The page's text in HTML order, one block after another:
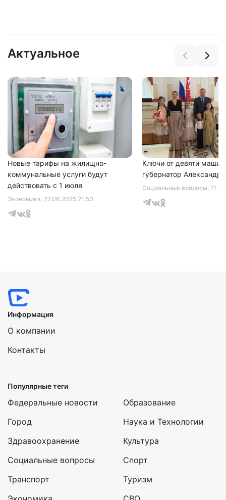
Актуальное
Экономика, 27.06.2025 21:50
Новые тарифы на жилищно-
коммунальные услуги будут
действовать с 1 июля
Социальные вопросы,
Ключи от девяти машин
губернатор Александр
Нажимая на кнопку "Отправить" вы
соглашаетесь сполитикой конфиденциальности
Информация
О компании
Контакты
Популярные теги
Федеральные новости
Город
Здравоохранение
Социальные вопросы
Транспорт
Образование
Наука и Технологии
Культура
Спорт
Туризм